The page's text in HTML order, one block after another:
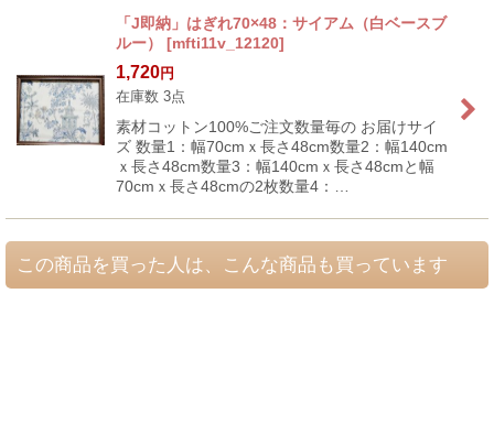
「J即納」はぎれ70×48：サイアム（白ベースブ
ルー）
[mfti11v_12120]
1,720円
在庫数 3点
素材コットン100%ご注文数量毎の お届けサイ
ズ 数量1：幅70cmｘ長さ48cm数量2：幅140cm
ｘ長さ48cm数量3：幅140cmｘ長さ48cmと幅
70cmｘ長さ48cmの2枚数量4：…
この商品を買った人は、こんな商品も買っています